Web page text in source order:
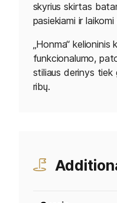
skyrius skirtas
pasiekiami ir
„Honma“ kelioninis
funkcionalumo,
stiliaus derinys
ribų.